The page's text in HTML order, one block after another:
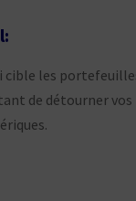
cible les
de détourner vos